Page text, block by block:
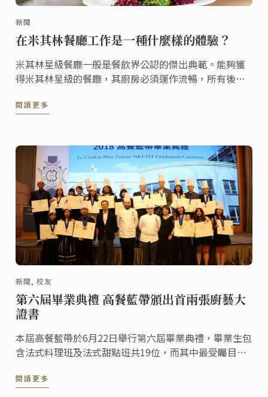
新聞
在米其林餐廳工作是一種什麼樣的體驗？
米其林星級餐廳一般是餐飲界公認的傑出典範。能夠獲
得米其林星級的餐廳，其廚房必須運作流暢，所有後廚
令人稱贊的米其林星級餐廳提供的美食的同時，是不是
閱讀更多
新聞, 校友
第六屆畢業典禮 高餐藍帶頒出首兩張廚藝大
證書
本屆高餐藍帶於6月22日舉行第六屆畢業典禮，畢業生包
含法式料理班及法式甜點班共19位，而其中最受矚目的
續唸甜點班的學生呂姵瑤與張智淇，在眾人的喝采下，
閱讀更多